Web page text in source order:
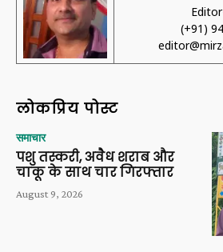
(+91)
लोकप्रिय पोस्ट
समाचार
पशु तस्करी, अवैध शराब और
चाकू के साथ चार गिरफ्तार
August 9, 2026